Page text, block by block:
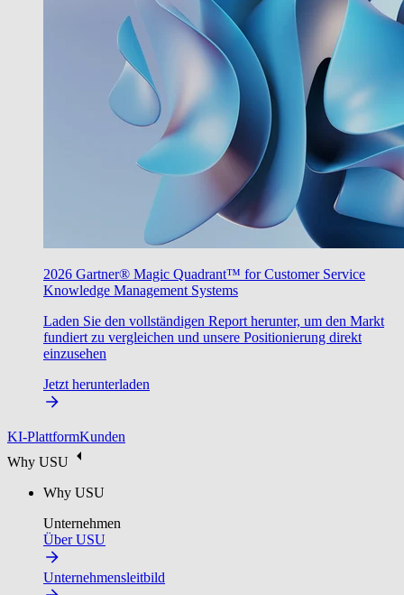
2026 Gartner® Magic Quadrant™ for Customer Service
Knowledge Management Systems
Laden Sie den vollständigen Report herunter, um den Markt
fundiert zu vergleichen und unsere Positionierung direkt
einzusehen
Jetzt herunterladen
KI-PlattformKunden
Why USU
Why USU
Unternehmen
Über USU
Unternehmensleitbild